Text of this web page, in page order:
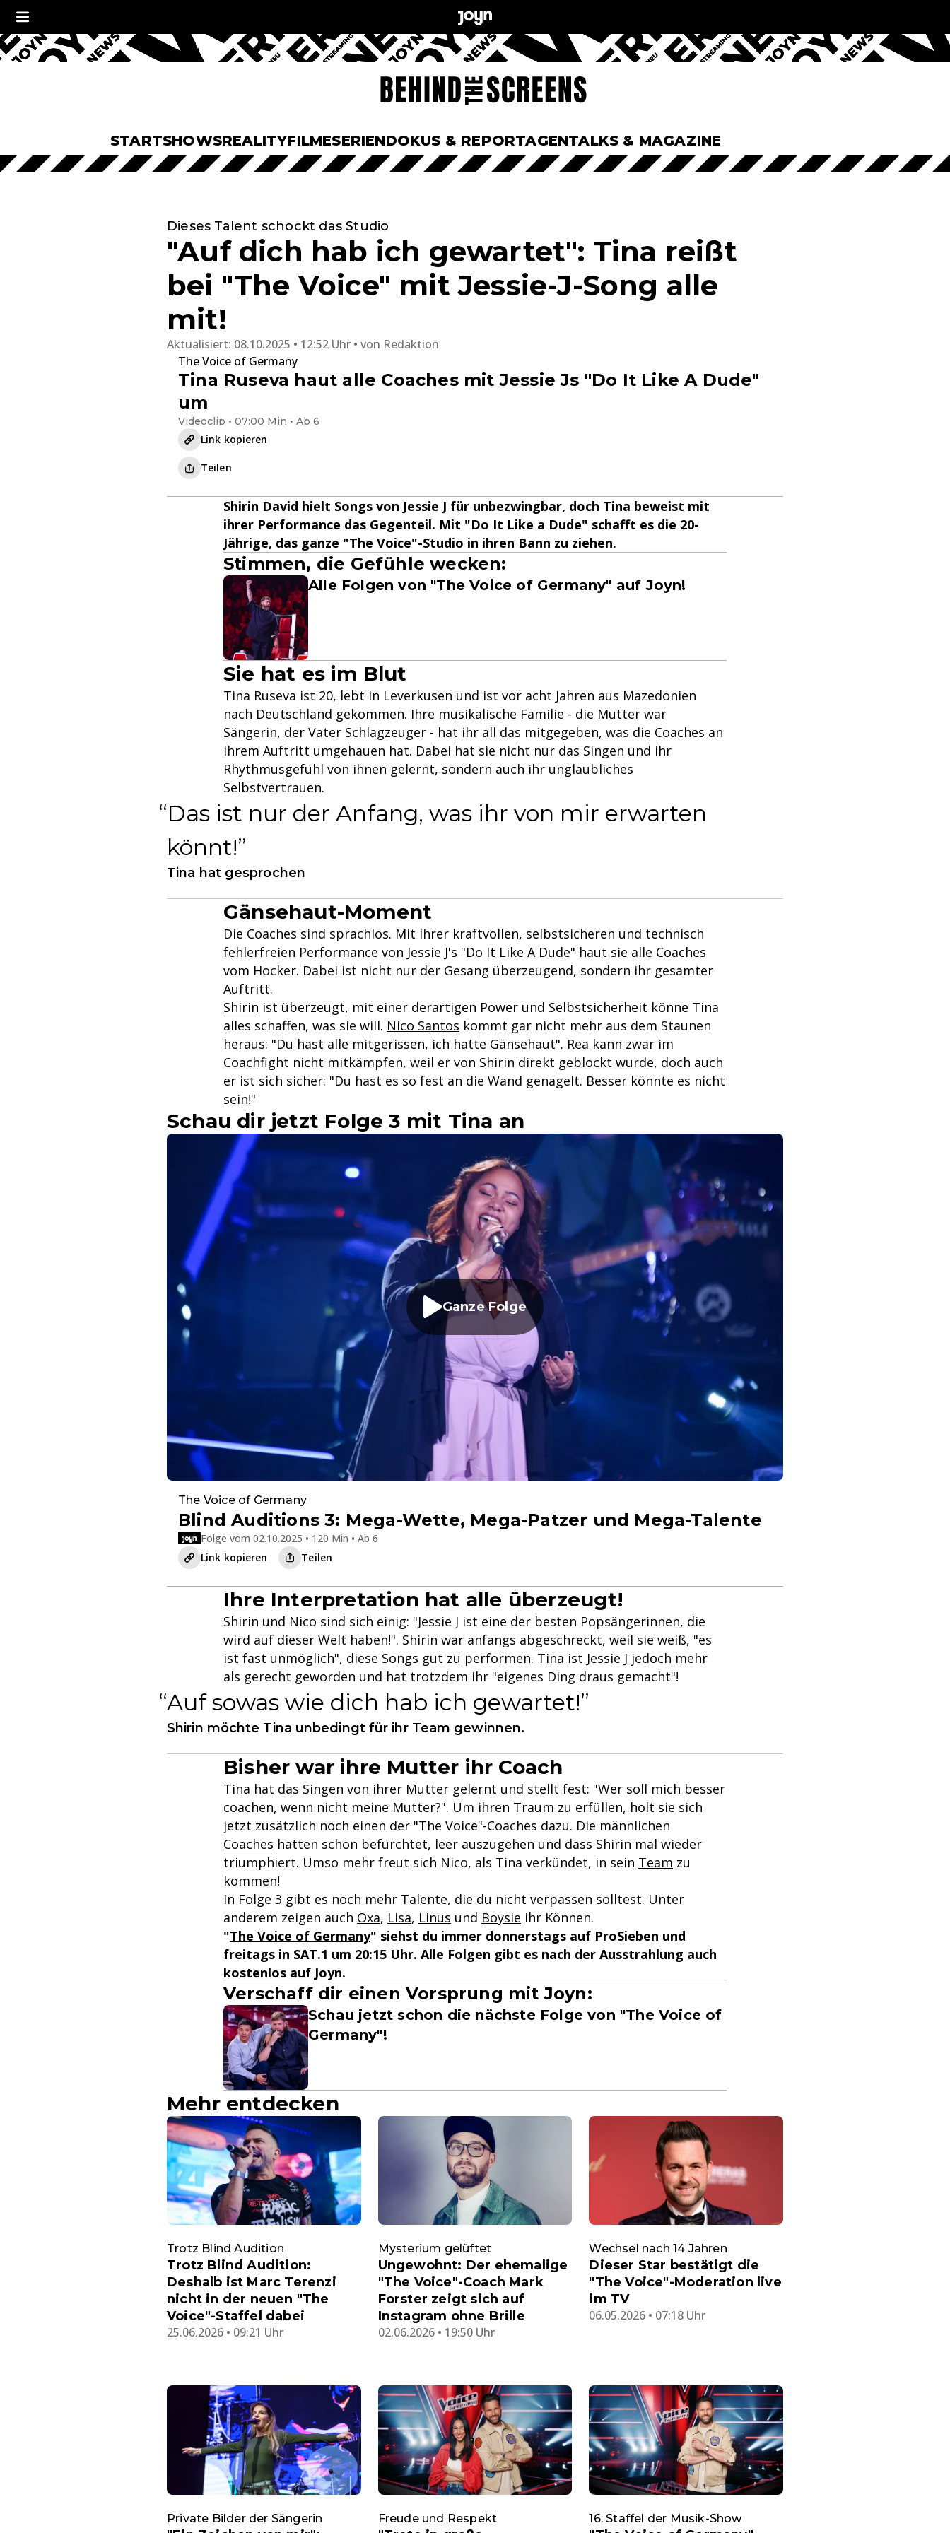
STARTSHOWSREALITYFILMESERIENDOKUS & REPORTAGENTALKS & MAGAZINE
Dieses Talent schockt das Studio
"Auf dich hab ich gewartet": Tina reißt
bei "The Voice" mit Jessie-J-Song alle
mit!
Aktualisiert: 08.10.2025 • 12:52 Uhr von Redaktion
The Voice of Germany
Tina Ruseva haut alle Coaches mit Jessie Js "Do It Like A Dude"
um
Videoclip • 07:00 Min • Ab 6
Link kopieren
Teilen
Shirin David hielt Songs von Jessie J für unbezwingbar, doch Tina beweist mit
ihrer Performance das Gegenteil. Mit "Do It Like a Dude" schafft es die 20-
Jährige, das ganze "The Voice"-Studio in ihren Bann zu ziehen.
Stimmen, die Gefühle wecken:
Alle Folgen von "The Voice of Germany" auf Joyn!
Sie hat es im Blut
Tina Ruseva ist 20, lebt in Leverkusen und ist vor acht Jahren aus Mazedonien
nach Deutschland gekommen. Ihre musikalische Familie - die Mutter war
Sängerin, der Vater Schlagzeuger - hat ihr all das mitgegeben, was die Coaches an
ihrem Auftritt umgehauen hat. Dabei hat sie nicht nur das Singen und ihr
Rhythmusgefühl von ihnen gelernt, sondern auch ihr unglaubliches
Selbstvertrauen.
Das ist nur der Anfang, was ihr von mir erwarten
könnt!
Tina hat gesprochen
Gänsehaut-Moment
Die Coaches sind sprachlos. Mit ihrer kraftvollen, selbstsicheren und technisch
fehlerfreien Performance von Jessie J's "Do It Like A Dude" haut sie alle Coaches
vom Hocker. Dabei ist nicht nur der Gesang überzeugend, sondern ihr gesamter
Auftritt.
Shirin ist überzeugt, mit einer derartigen Power und Selbstsicherheit könne Tina
alles schaffen, was sie will. Nico Santos kommt gar nicht mehr aus dem Staunen
heraus: "Du hast alle mitgerissen, ich hatte Gänsehaut". Rea kann zwar im
Coachfight nicht mitkämpfen, weil er von Shirin direkt geblockt wurde, doch auch
er ist sich sicher: "Du hast es so fest an die Wand genagelt. Besser könnte es nicht
sein!"
Schau dir jetzt Folge 3 mit Tina an
Ganze Folge
The Voice of Germany
Blind Auditions 3: Mega-Wette, Mega-Patzer und Mega-Talente
Folge vom 02.10.2025 • 120 Min • Ab 6
Link kopieren
Teilen
Ihre Interpretation hat alle überzeugt!
Shirin und Nico sind sich einig: "Jessie J ist eine der besten Popsängerinnen, die
wird auf dieser Welt haben!". Shirin war anfangs abgeschreckt, weil sie weiß, "es
ist fast unmöglich", diese Songs gut zu performen. Tina ist Jessie J jedoch mehr
als gerecht geworden und hat trotzdem ihr "eigenes Ding draus gemacht"!
Auf sowas wie dich hab ich gewartet!
Shirin möchte Tina unbedingt für ihr Team gewinnen.
Bisher war ihre Mutter ihr Coach
Tina hat das Singen von ihrer Mutter gelernt und stellt fest: "Wer soll mich besser
coachen, wenn nicht meine Mutter?". Um ihren Traum zu erfüllen, holt sie sich
jetzt zusätzlich noch einen der "The Voice"-Coaches dazu. Die männlichen
Coaches hatten schon befürchtet, leer auszugehen und dass Shirin mal wieder
triumphiert. Umso mehr freut sich Nico, als Tina verkündet, in sein Team zu
kommen!
In Folge 3 gibt es noch mehr Talente, die du nicht verpassen solltest. Unter
anderem zeigen auch Oxa, Lisa, Linus und Boysie ihr Können.
"The Voice of Germany" siehst du immer donnerstags auf ProSieben und
freitags in SAT.1 um 20:15 Uhr. Alle Folgen gibt es nach der Ausstrahlung auch
kostenlos auf Joyn.
Verschaff dir einen Vorsprung mit Joyn:
Schau jetzt schon die nächste Folge von "The Voice of
Germany"!
Mehr entdecken
Trotz Blind Audition
Trotz Blind Audition:
Deshalb ist Marc Terenzi
nicht in der neuen "The
Voice"-Staffel dabei
25.06.2026 • 09:21 Uhr
Mysterium gelüftet
Ungewohnt: Der ehemalige
"The Voice"-Coach Mark
Forster zeigt sich auf
Instagram ohne Brille
02.06.2026 • 19:50 Uhr
Wechsel nach 14 Jahren
Dieser Star bestätigt die
"The Voice"-Moderation live
im TV
06.05.2026 • 07:18 Uhr
Private Bilder der Sängerin Freude und Respekt 16. Staffel der Musik-Show